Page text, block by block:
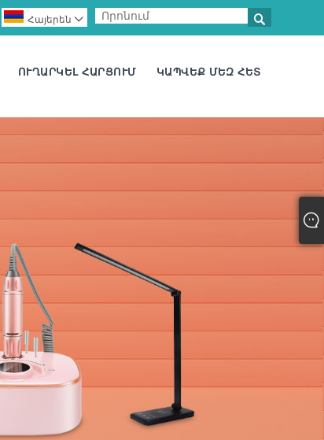

Հայերեն 
ՈՒՂԱՐԿԵԼ ՀԱՐՑՈՒՄ ԿԱՊՎԵՔ ՄԵԶ ՀԵՏ